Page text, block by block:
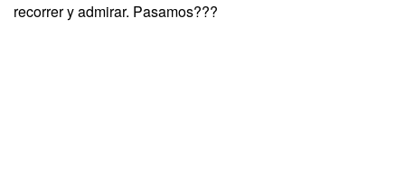
recorrer y admirar. Pasamos???